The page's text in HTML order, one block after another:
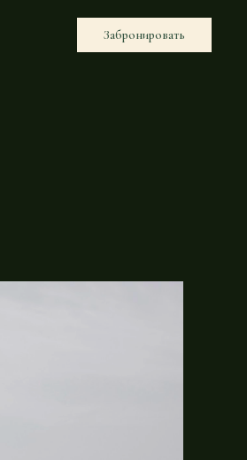
Забронировать